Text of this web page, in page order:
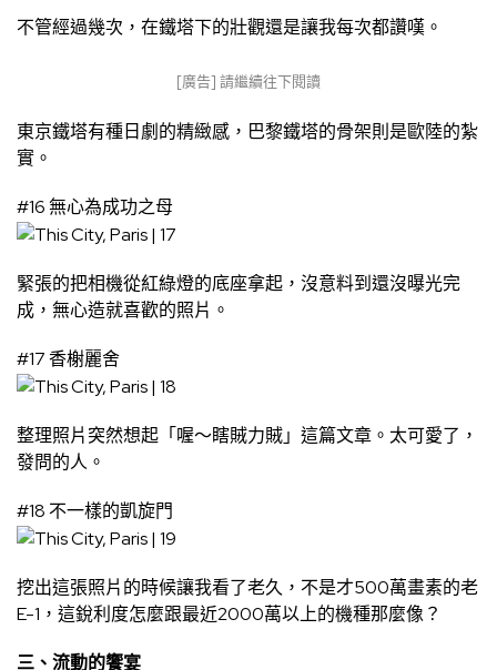
不管經過幾次，在鐵塔下的壯觀還是讓我每次都讚嘆。
[廣告] 請繼續往下閱讀
東京鐵塔有種日劇的精緻感，巴黎鐵塔的骨架則是歐陸的紮
實。
#16 無心為成功之母
緊張的把相機從紅綠燈的底座拿起，沒意料到還沒曝光完
成，無心造就喜歡的照片。
#17 香榭麗舍
整理照片突然想起「喔～瞎賊力賊」這篇文章。太可愛了，
發問的人。
#18 不一樣的凱旋門
挖出這張照片的時候讓我看了老久，不是才500萬畫素的老
E-1，這銳利度怎麼跟最近2000萬以上的機種那麼像？
三、流動的饗宴